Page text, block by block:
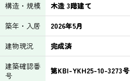
構造・規模
木造 3階建て
築年・入居
2026年5月
建物現況
完成済
建築確認番
号
第KBI-YKH25-10-3273号